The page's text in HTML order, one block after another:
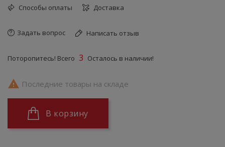
Способы оплаты Доставка
Задать вопрос Написать отзыв
Поторопитесь! Всего 3 Осталось в наличии!
 Последние товары на складе
В корзину